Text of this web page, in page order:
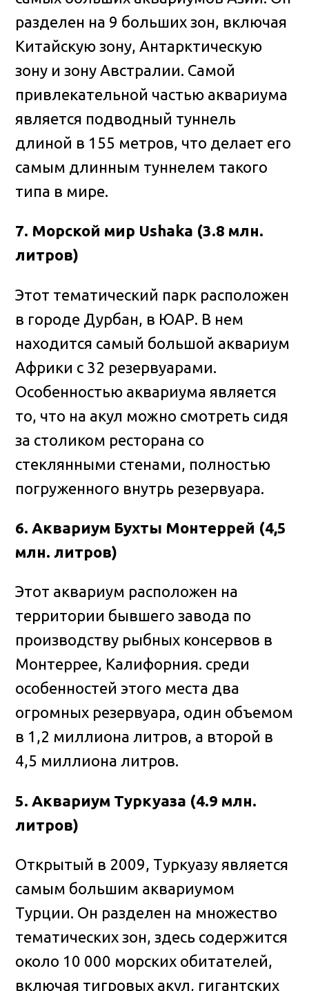
разделен на 9 больших зон, включая
Китайскую зону, Антарктическую
зону и зону Австралии. Самой
привлекательной частью аквариума
является подводный туннель
длиной в 155 метров, что делает его
самым длинным туннелем такого
типа в мире.
7. Морской мир Ushaka (3.8 млн.
литров)
Этот тематический парк расположен
в городе Дурбан, в ЮАР. В нем
находится самый большой аквариум
Африки с 32 резервуарами.
Особенностью аквариума является
то, что на акул можно смотреть сидя
за столиком ресторана со
стеклянными стенами, полностью
погруженного внутрь резервуара.
6. Аквариум Бухты Монтеррей (4,5
млн. литров)
Этот аквариум расположен на
территории бывшего завода по
производству рыбных консервов в
Монтеррее, Калифорния. среди
особенностей этого места два
огромных резервуара, один объемом
в 1,2 миллиона литров, а второй в
4,5 миллиона литров.
5. Аквариум Туркуаза (4.9 млн.
литров)
Открытый в 2009, Туркуазу является
самым большим аквариумом
Турции. Он разделен на множество
тематических зон, здесь содержится
около 10 000 морских обитателей,
включая тигровых акул, гигантских